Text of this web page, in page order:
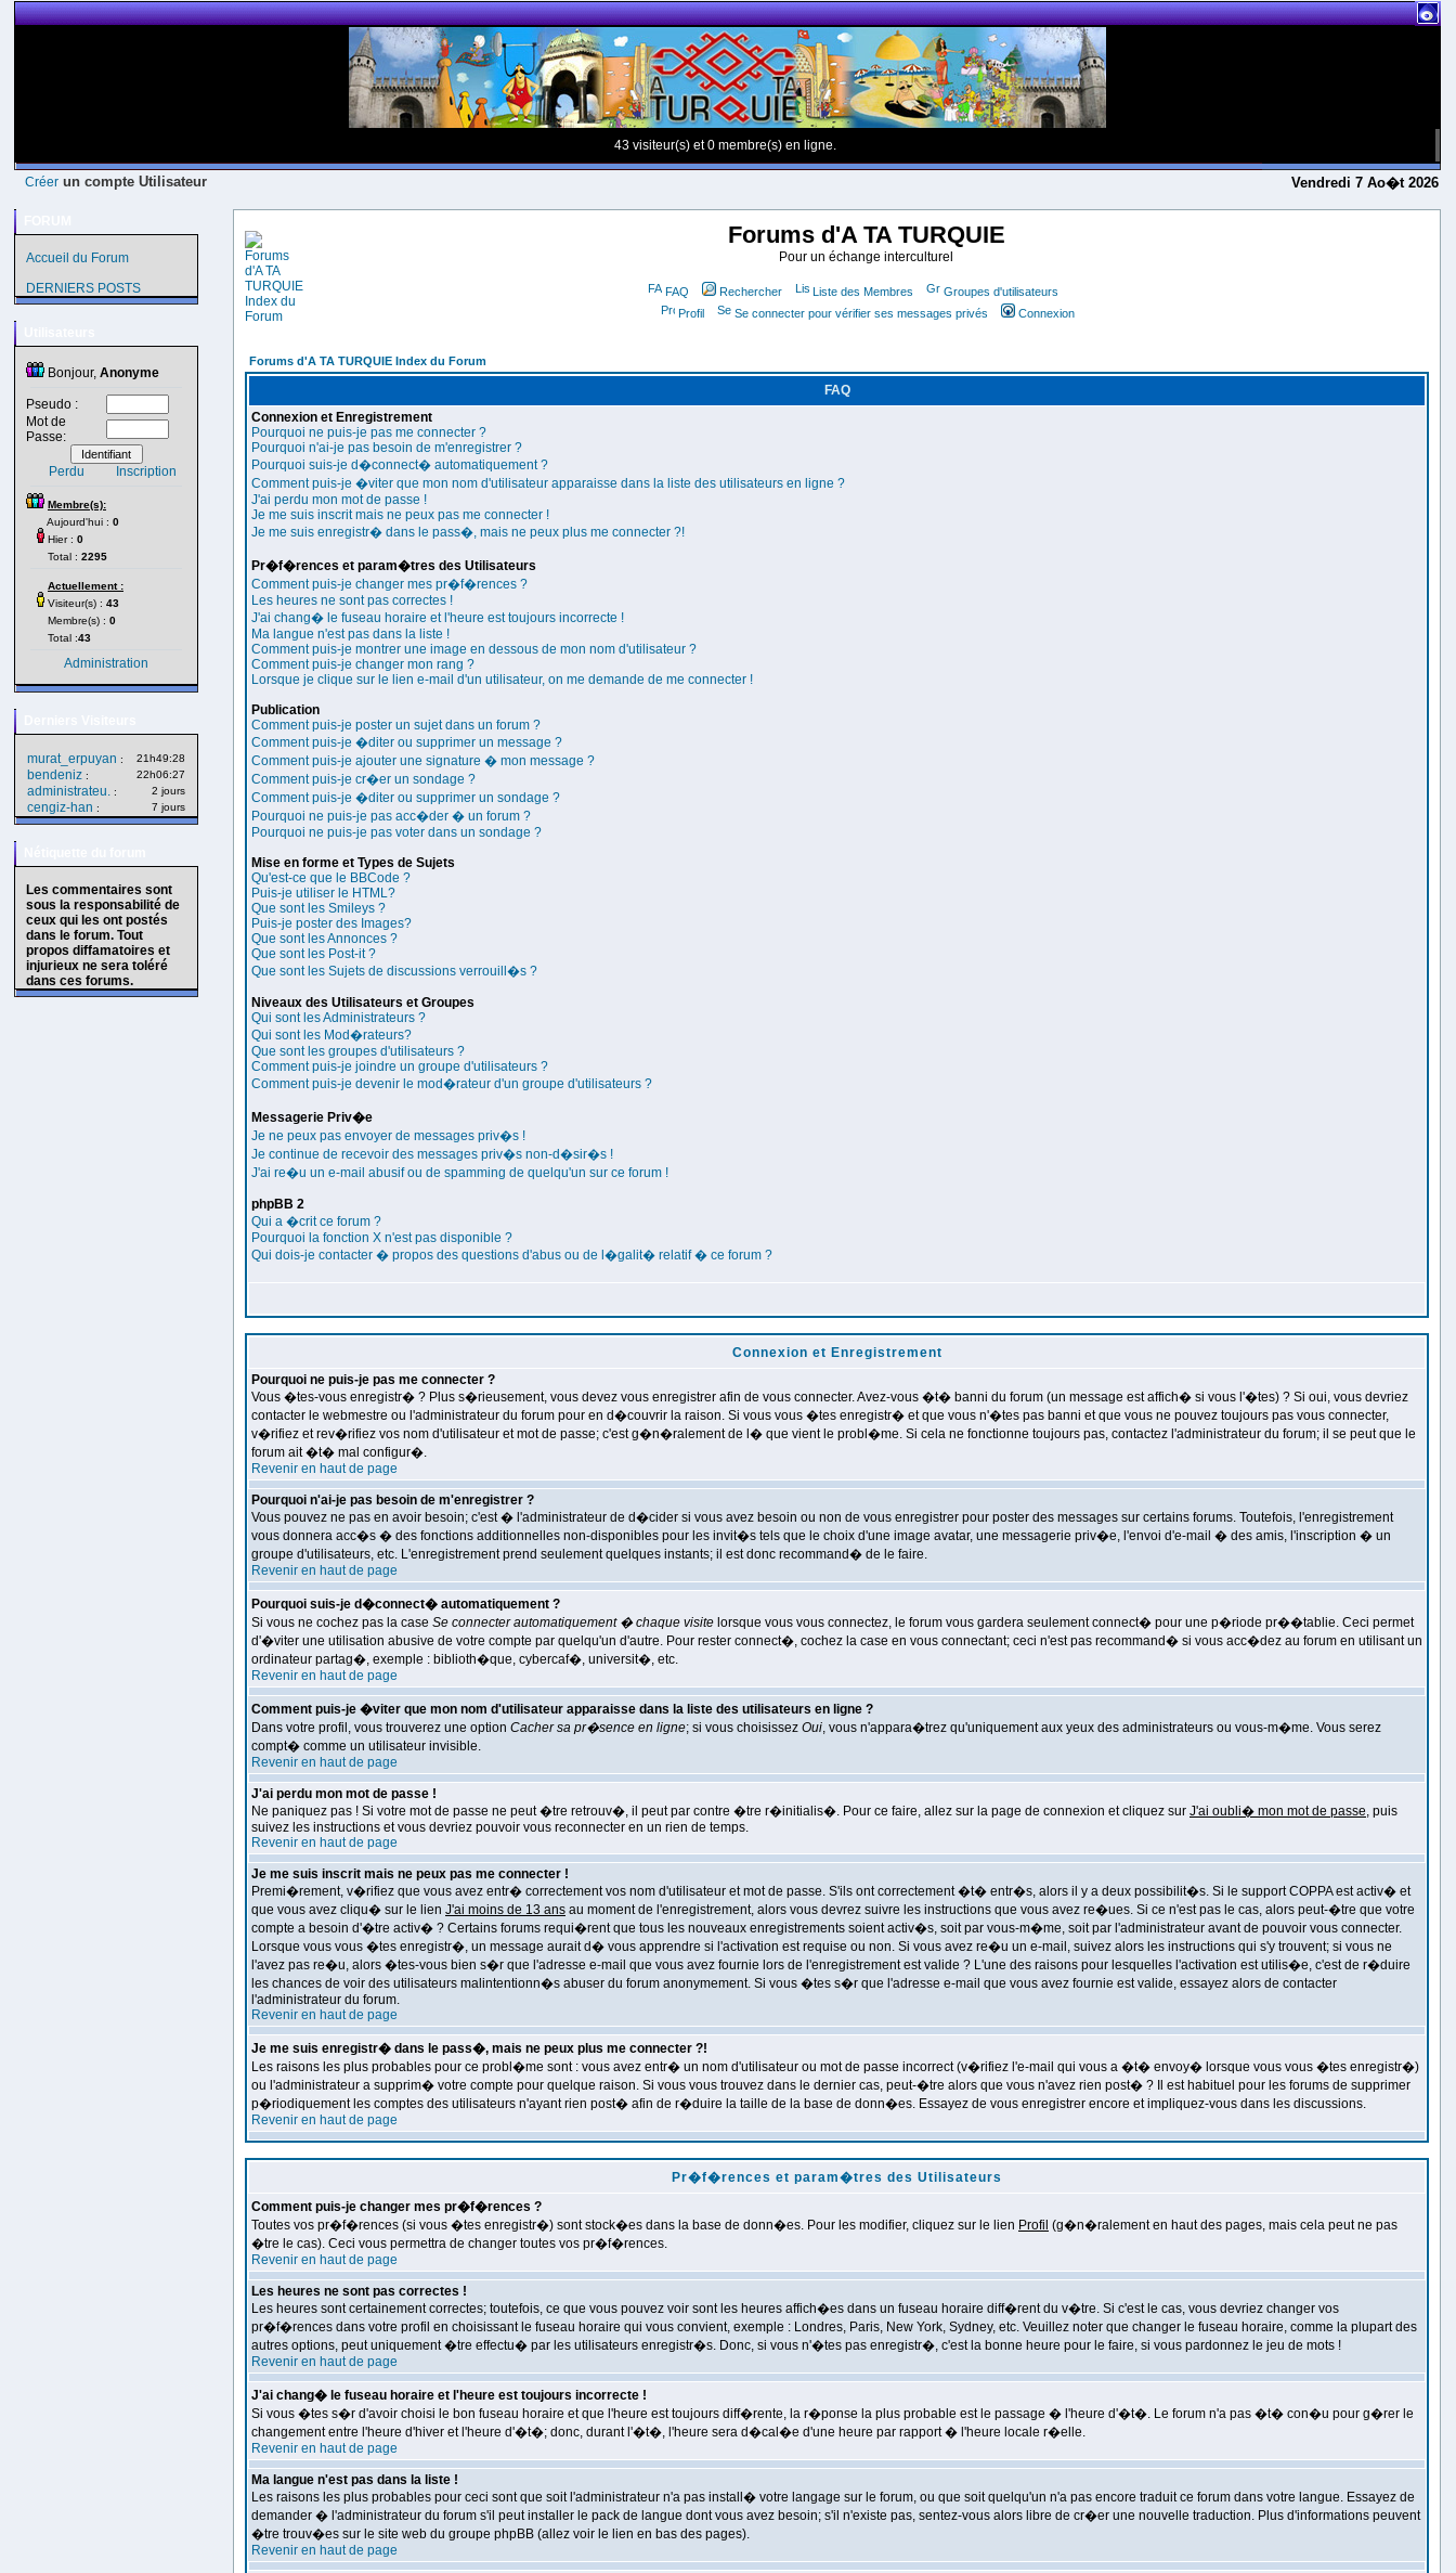
43 visiteur(s) et 0 membre(s) en ligne.
Créer un compte Utilisateur Vendredi 7 Ao�t 2026
Accueil du Forum
DERNIERS POSTS
Bonjour, Anonyme
Pseudo :
Mot de
Passe:
Perdu Inscription
Membre(s):
Aujourd'hui : 0
Hier : 0
Total : 2295
Actuellement :
Visiteur(s) : 43
Membre(s) : 0
Total :43
Administration
murat_erpuyan : 21h49:28
bendeniz : 22h06:27
administrateu. : 2 jours
cengiz-han : 7 jours
Les commentaires sont
sous la responsabilité de
ceux qui les ont postés
dans le forum. Tout
propos diffamatoires et
injurieux ne sera toléré
dans ces forums.
Forums d'A TA TURQUIE
Pour un échange interculturel
FAQ Rechercher Liste des Membres
Groupes d'utilisateurs
Profil
Se connecter pour vérifier ses messages privés Connexion
Forums d'A TA TURQUIE Index du Forum
FAQ
Connexion et Enregistrement
Pourquoi ne puis-je pas me connecter ?
Pourquoi n'ai-je pas besoin de m'enregistrer ?
Pourquoi suis-je d�connect� automatiquement ?
Comment puis-je �viter que mon nom d'utilisateur apparaisse dans la liste des utilisateurs en ligne ?
J'ai perdu mon mot de passe !
Je me suis inscrit mais ne peux pas me connecter !
Je me suis enregistr� dans le pass�, mais ne peux plus me connecter ?!
Pr�f�rences et param�tres des Utilisateurs
Comment puis-je changer mes pr�f�rences ?
Les heures ne sont pas correctes !
J'ai chang� le fuseau horaire et l'heure est toujours incorrecte !
Ma langue n'est pas dans la liste !
Comment puis-je montrer une image en dessous de mon nom d'utilisateur ?
Comment puis-je changer mon rang ?
Lorsque je clique sur le lien e-mail d'un utilisateur, on me demande de me connecter !
Publication
Comment puis-je poster un sujet dans un forum ?
Comment puis-je �diter ou supprimer un message ?
Comment puis-je ajouter une signature � mon message ?
Comment puis-je cr�er un sondage ?
Comment puis-je �diter ou supprimer un sondage ?
Pourquoi ne puis-je pas acc�der � un forum ?
Pourquoi ne puis-je pas voter dans un sondage ?
Mise en forme et Types de Sujets
Qu'est-ce que le BBCode ?
Puis-je utiliser le HTML?
Que sont les Smileys ?
Puis-je poster des Images?
Que sont les Annonces ?
Que sont les Post-it ?
Que sont les Sujets de discussions verrouill�s ?
Niveaux des Utilisateurs et Groupes
Qui sont les Administrateurs ?
Qui sont les Mod�rateurs?
Que sont les groupes d'utilisateurs ?
Comment puis-je joindre un groupe d'utilisateurs ?
Comment puis-je devenir le mod�rateur d'un groupe d'utilisateurs ?
Messagerie Priv�e
Je ne peux pas envoyer de messages priv�s !
Je continue de recevoir des messages priv�s non-d�sir�s !
J'ai re�u un e-mail abusif ou de spamming de quelqu'un sur ce forum !
phpBB 2
Qui a �crit ce forum ?
Pourquoi la fonction X n'est pas disponible ?
Qui dois-je contacter � propos des questions d'abus ou de l�galit� relatif � ce forum ?
Connexion et Enregistrement
Pourquoi ne puis-je pas me connecter ?
Vous �tes-vous enregistr� ? Plus s�rieusement, vous devez vous enregistrer afin de vous connecter. Avez-vous �t� banni du forum (un message est affich� si vous l'�tes) ? Si oui, vous devriez
contacter le webmestre ou l'administrateur du forum pour en d�couvrir la raison. Si vous vous �tes enregistr� et que vous n'�tes pas banni et que vous ne pouvez toujours pas vous connecter,
v�rifiez et rev�rifiez vos nom d'utilisateur et mot de passe; c'est g�n�ralement de l� que vient le probl�me. Si cela ne fonctionne toujours pas, contactez l'administrateur du forum; il se peut que le
forum ait �t� mal configur�.
Revenir en haut de page
Pourquoi n'ai-je pas besoin de m'enregistrer ?
Vous pouvez ne pas en avoir besoin; c'est � l'administrateur de d�cider si vous avez besoin ou non de vous enregistrer pour poster des messages sur certains forums. Toutefois, l'enregistrement
vous donnera acc�s � des fonctions additionnelles non-disponibles pour les invit�s tels que le choix d'une image avatar, une messagerie priv�e, l'envoi d'e-mail � des amis, l'inscription � un
groupe d'utilisateurs, etc. L'enregistrement prend seulement quelques instants; il est donc recommand� de le faire.
Revenir en haut de page
Pourquoi suis-je d�connect� automatiquement ?
Si vous ne cochez pas la case Se connecter automatiquement � chaque visite lorsque vous vous connectez, le forum vous gardera seulement connect� pour une p�riode pr��tablie. Ceci permet
d'�viter une utilisation abusive de votre compte par quelqu'un d'autre. Pour rester connect�, cochez la case en vous connectant; ceci n'est pas recommand� si vous acc�dez au forum en utilisant un
ordinateur partag�, exemple : biblioth�que, cybercaf�, universit�, etc.
Revenir en haut de page
Comment puis-je �viter que mon nom d'utilisateur apparaisse dans la liste des utilisateurs en ligne ?
Dans votre profil, vous trouverez une option Cacher sa pr�sence en ligne; si vous choisissez Oui, vous n'appara�trez qu'uniquement aux yeux des administrateurs ou vous-m�me. Vous serez
compt� comme un utilisateur invisible.
Revenir en haut de page
J'ai perdu mon mot de passe !
Ne paniquez pas ! Si votre mot de passe ne peut �tre retrouv�, il peut par contre �tre r�initialis�. Pour ce faire, allez sur la page de connexion et cliquez sur J'ai oubli� mon mot de passe, puis
suivez les instructions et vous devriez pouvoir vous reconnecter en un rien de temps.
Revenir en haut de page
Je me suis inscrit mais ne peux pas me connecter !
Premi�rement, v�rifiez que vous avez entr� correctement vos nom d'utilisateur et mot de passe. S'ils ont correctement �t� entr�s, alors il y a deux possibilit�s. Si le support COPPA est activ� et
que vous avez cliqu� sur le lien J'ai moins de 13 ans au moment de l'enregistrement, alors vous devrez suivre les instructions que vous avez re�ues. Si ce n'est pas le cas, alors peut-�tre que votre
compte a besoin d'�tre activ� ? Certains forums requi�rent que tous les nouveaux enregistrements soient activ�s, soit par vous-m�me, soit par l'administrateur avant de pouvoir vous connecter.
Lorsque vous vous �tes enregistr�, un message aurait d� vous apprendre si l'activation est requise ou non. Si vous avez re�u un e-mail, suivez alors les instructions qui s'y trouvent; si vous ne
l'avez pas re�u, alors �tes-vous bien s�r que l'adresse e-mail que vous avez fournie lors de l'enregistrement est valide ? L'une des raisons pour lesquelles l'activation est utilis�e, c'est de r�duire
les chances de voir des utilisateurs malintentionn�s abuser du forum anonymement. Si vous �tes s�r que l'adresse e-mail que vous avez fournie est valide, essayez alors de contacter
l'administrateur du forum.
Revenir en haut de page
Je me suis enregistr� dans le pass�, mais ne peux plus me connecter ?!
Les raisons les plus probables pour ce probl�me sont : vous avez entr� un nom d'utilisateur ou mot de passe incorrect (v�rifiez l'e-mail qui vous a �t� envoy� lorsque vous vous �tes enregistr�)
ou l'administrateur a supprim� votre compte pour quelque raison. Si vous vous trouvez dans le dernier cas, peut-�tre alors que vous n'avez rien post� ? Il est habituel pour les forums de supprimer
p�riodiquement les comptes des utilisateurs n'ayant rien post� afin de r�duire la taille de la base de donn�es. Essayez de vous enregistrer encore et impliquez-vous dans les discussions.
Revenir en haut de page
Pr�f�rences et param�tres des Utilisateurs
Comment puis-je changer mes pr�f�rences ?
Toutes vos pr�f�rences (si vous �tes enregistr�) sont stock�es dans la base de donn�es. Pour les modifier, cliquez sur le lien Profil (g�n�ralement en haut des pages, mais cela peut ne pas
�tre le cas). Ceci vous permettra de changer toutes vos pr�f�rences.
Revenir en haut de page
Les heures ne sont pas correctes !
Les heures sont certainement correctes; toutefois, ce que vous pouvez voir sont les heures affich�es dans un fuseau horaire diff�rent du v�tre. Si c'est le cas, vous devriez changer vos
pr�f�rences dans votre profil en choisissant le fuseau horaire qui vous convient, exemple : Londres, Paris, New York, Sydney, etc. Veuillez noter que changer le fuseau horaire, comme la plupart des
autres options, peut uniquement �tre effectu� par les utilisateurs enregistr�s. Donc, si vous n'�tes pas enregistr�, c'est la bonne heure pour le faire, si vous pardonnez le jeu de mots !
Revenir en haut de page
J'ai chang� le fuseau horaire et l'heure est toujours incorrecte !
Si vous �tes s�r d'avoir choisi le bon fuseau horaire et que l'heure est toujours diff�rente, la r�ponse la plus probable est le passage � l'heure d'�t�. Le forum n'a pas �t� con�u pour g�rer le
changement entre l'heure d'hiver et l'heure d'�t�; donc, durant l'�t�, l'heure sera d�cal�e d'une heure par rapport � l'heure locale r�elle.
Revenir en haut de page
Ma langue n'est pas dans la liste !
Les raisons les plus probables pour ceci sont que soit l'administrateur n'a pas install� votre langage sur le forum, ou que soit quelqu'un n'a pas encore traduit ce forum dans votre langue. Essayez de
demander � l'administrateur du forum s'il peut installer le pack de langue dont vous avez besoin; s'il n'existe pas, sentez-vous alors libre de cr�er une nouvelle traduction. Plus d'informations peuvent
�tre trouv�es sur le site web du groupe phpBB (allez voir le lien en bas des pages).
Revenir en haut de page